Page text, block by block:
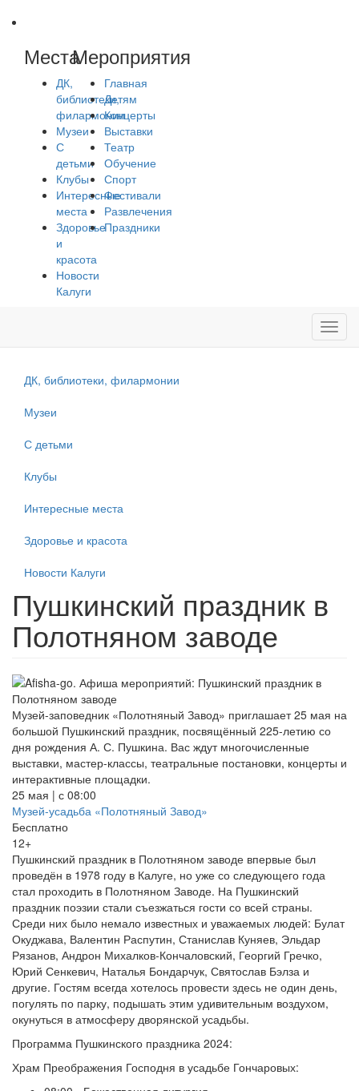
Места
ДК,
библиотеки,
филармонии
Музеи
С
детьми
Клубы
Интересные
места
Здоровье
и
красота
Новости
Калуги
Мероприятия
Главная
Детям
Концерты
Выставки
Театр
Обучение
Спорт
Фестивали
Развлечения
Праздники
ДК, библиотеки, филармонии
Музеи
С детьми
Клубы
Интересные места
Здоровье и красота
Новости Калуги
Пушкинский праздник в
Полотняном заводе
Музей-заповедник «Полотняный Завод» приглашает 25 мая на
большой Пушкинский праздник, посвящённый 225-летию со
дня рождения А. С. Пушкина. Вас ждут многочисленные
выставки, мастер-классы, театральные постановки, концерты и
интерактивные площадки.
25 мая | с 08:00
Музей-усадьба «Полотняный Завод»
Бесплатно
12+
Пушкинский праздник в Полотняном заводе впервые был
проведён в 1978 году в Калуге, но уже со следующего года
стал проходить в Полотняном Заводе. На Пушкинский
праздник поэзии стали съезжаться гости со всей страны.
Среди них было немало известных и уважаемых людей: Булат
Окуджава, Валентин Распутин, Станислав Куняев, Эльдар
Рязанов, Андрон Михалков-Кончаловский, Георгий Гречко,
Юрий Сенкевич, Наталья Бондарчук, Святослав Бэлза и
другие. Гостям всегда хотелось провести здесь не один день,
погулять по парку, подышать этим удивительным воздухом,
окунуться в атмосферу дворянской усадьбы.
Программа Пушкинского праздника 2024:
Храм Преображения Господня в усадьбе Гончаровых: